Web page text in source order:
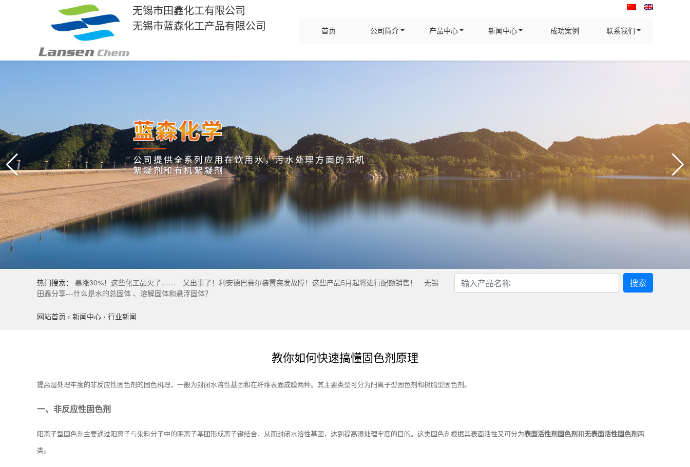
无锡市田鑫化工有限公司
无锡市蓝森化工产品有限公司
首页 公司简介 产品中心 新闻中心 成功案例 联系我们
热门搜索： 暴涨30%！这些化工品火了…… 又出事了！利安德巴赛尔装置突发故障！这些产品5月起将进行配额销售！
无锡
田鑫分享---什么是水的总固体 、溶解固体和悬浮固体？
搜索
网站首页 › 新闻中心 › 行业新闻
教你如何快速搞懂固色剂原理
提高湿处理牢度的非反应性固色剂的固色机理，一般为封闭水溶性基团和在纤维表面成膜两种。其主要类型可分为阳离子型固色剂和树脂型固色剂。
一、非反应性固色剂
阳离子型固色剂主要通过阳离子与染料分子中的阴离子基团形成离子键结合，从而封闭水溶性基团，达到提高湿处理牢度的目的。这类固色剂根据其表面活性又可分为表面活性剂固色剂和无表面活性固色剂两
类。